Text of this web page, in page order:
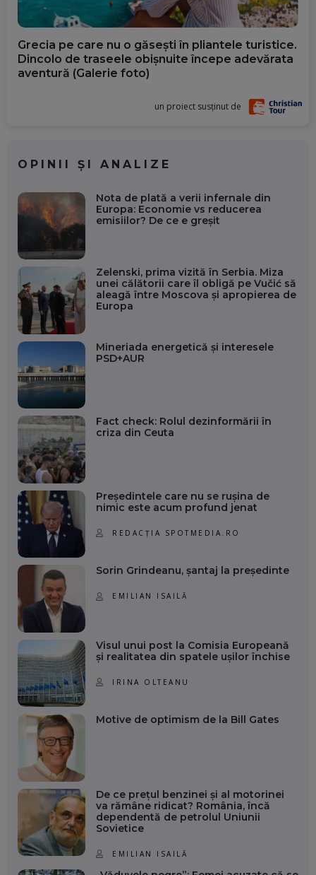
Grecia pe care nu o găsești în pliantele turistice.
Dincolo de traseele obișnuite începe adevărata
aventură (Galerie foto)
un proiect susținut de
OPINII ȘI ANALIZE
Nota de plată a verii infernale din
Europa: Economie vs reducerea
emisiilor? De ce e greșit
Zelenski, prima vizită în Serbia. Miza
unei călătorii care îl obligă pe Vučić să
aleagă între Moscova și apropierea de
Europa
Mineriada energetică și interesele
PSD+AUR
Fact check: Rolul dezinformării în
criza din Ceuta
Președintele care nu se rușina de
nimic este acum profund jenat
REDACȚIA SPOTMEDIA.RO
Sorin Grindeanu, șantaj la președinte
EMILIAN ISAILĂ
Visul unui post la Comisia Europeană
și realitatea din spatele ușilor închise
IRINA OLTEANU
Motive de optimism de la Bill Gates
De ce prețul benzinei și al motorinei
va rămâne ridicat? România, încă
dependentă de petrolul Uniunii
Sovietice
EMILIAN ISAILĂ